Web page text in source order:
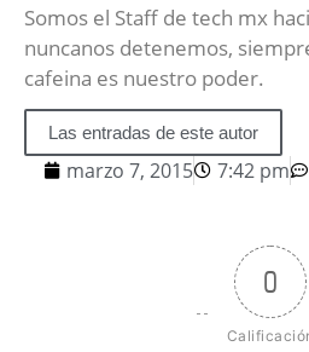
Somos el Staff de tech mx
nuncanos detenemos,
cafeina es nuestro poder.
Las entradas de este autor
marzo 7, 2015 7:42 pm
0